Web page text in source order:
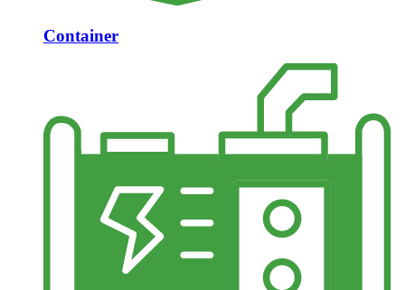
Container